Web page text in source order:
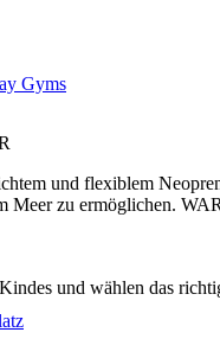
Gyms
und flexiblem
Meer zu ermöglichen.
und wählen das